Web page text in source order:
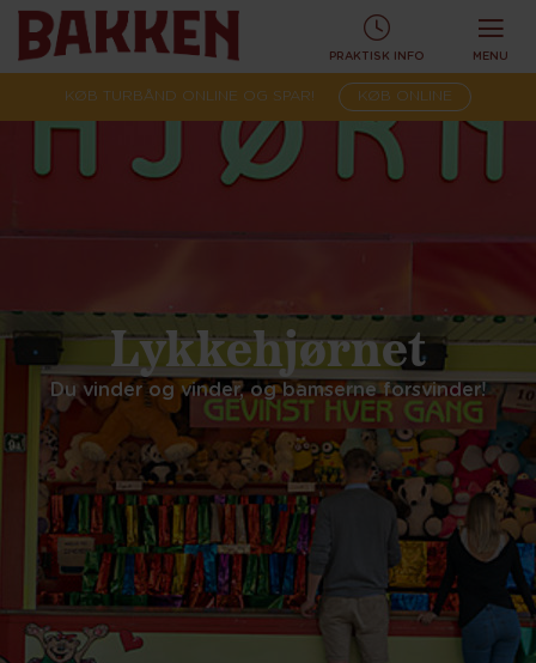
Lykkehjørnet
Du vinder og vinder, og bamserne forsvinder!
PRAKTISK INFO MENU
KØB TURBÅND ONLINE OG SPAR! KØB ONLINE